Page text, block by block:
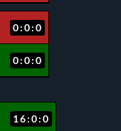
0:0:0
0:0:0
16:0:0